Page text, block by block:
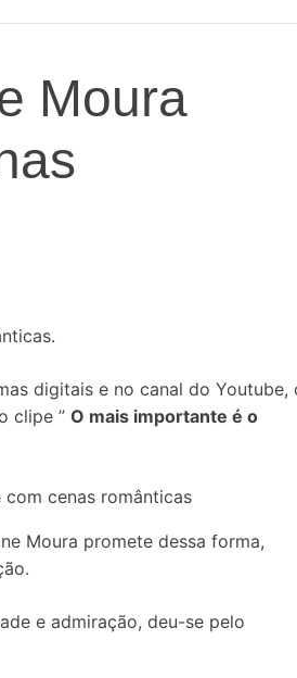
Moura
digitais e no canal do Youtube,
clipe ” O mais importante é o
Moura promete dessa forma,
e admiração, deu-se pelo